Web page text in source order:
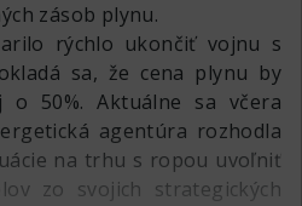
zásob plynu.
rýchlo ukončiť vojnu s
sa, že cena plynu by
o 50%. Aktuálne sa včera
agentúra rozhodla
na trhu s ropou uvoľniť
zo svojich strategických